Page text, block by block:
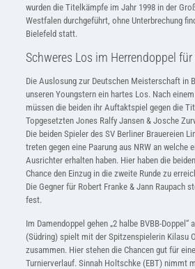
wurden die Titelkämpfe im Jahr 1998 in der
Westfalen durchgeführt, ohne Unterbrechung
Bielefeld statt.
Schweres Los im Herrendoppel
Die Auslosung zur Deutschen Meisterschaft in
unseren Youngstern ein hartes Los. Nach
müssen die beiden ihr Auftaktspiel gegen die
Topgesetzten Jones Ralfy Jansen & Josche
Die beiden Spieler des SV Berliner Brauereien
treten gegen eine Paarung aus NRW an welche
Ausrichter erhalten haben. Hier haben die
Chance den Einzug in die zweite Runde zu
Die Gegner für Robert Franke & Jann Raupach
fest.
Im Damendoppel gehen „2 halbe BVBB-Doppel“
(Südring) spielt mit der Spitzenspielerin Kilasu
zusammen. Hier stehen die Chancen gut für
Turnierverlauf. Sinnah Holtschke (EBT) nimmt